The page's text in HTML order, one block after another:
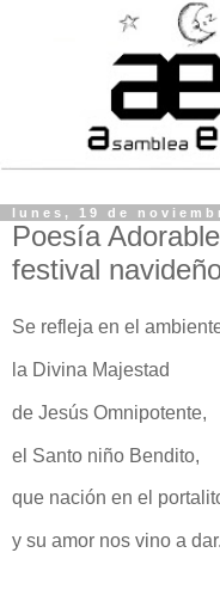
lunes, 19 de
Poesía
festival
Se refleja en el
la Divina Majestad
de Jesús Omnipotente,
el Santo niño Bendito,
que nación en el
y su amor nos vino a dar.